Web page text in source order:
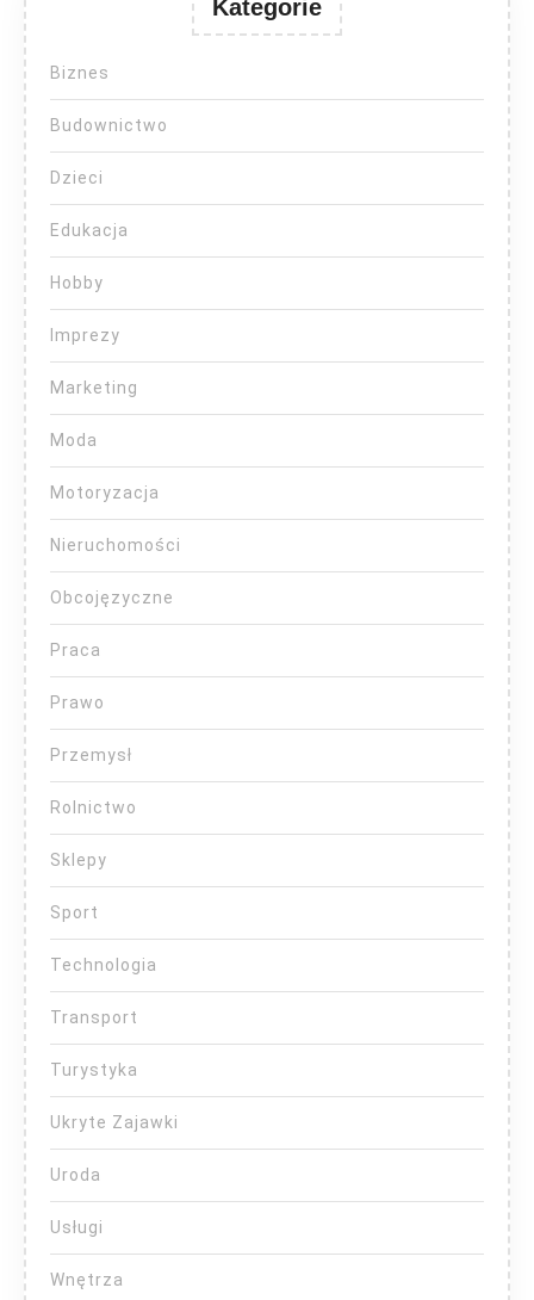
Kategorie
Biznes
Budownictwo
Dzieci
Edukacja
Hobby
Imprezy
Marketing
Moda
Motoryzacja
Nieruchomości
Obcojęzyczne
Praca
Prawo
Przemysł
Rolnictwo
Sklepy
Sport
Technologia
Transport
Turystyka
Ukryte Zajawki
Uroda
Usługi
Wnętrza